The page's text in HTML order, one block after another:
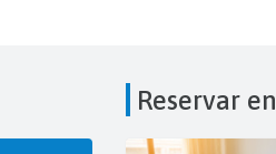
Reservar en